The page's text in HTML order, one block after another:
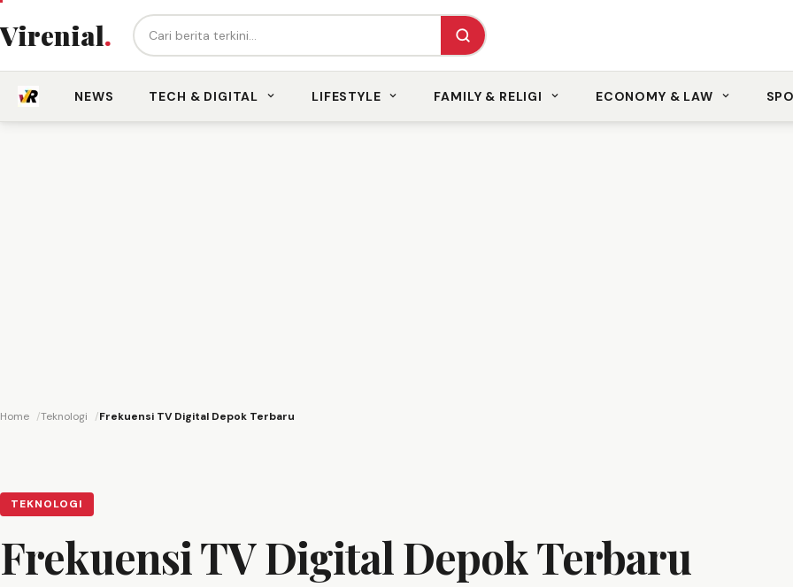
Virenial. Cari berita...
NEWS TECH & DIGITAL LIFESTYLE FAMILY & RELIGI ECONOMY & LAW
Home Teknologi Frekuensi TV Digital Depok Terbaru
TEKNOLOGI
Frekuensi TV Digital Depok Terbaru